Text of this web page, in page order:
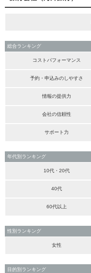
総合ランキング
コストパフォーマンス
予約・申込みのしやすさ
情報の提供力
会社の信頼性
サポート力
年代別ランキング
10代・20代
40代
60代以上
性別ランキング
女性
目的別ランキング